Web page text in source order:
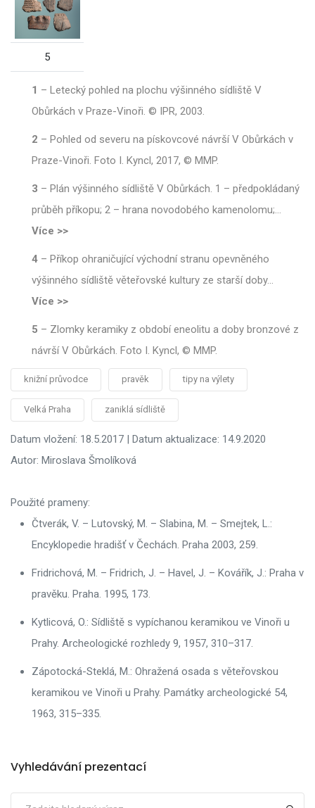
5
1 – Letecký pohled na plochu výšinného sídliště V
Obůrkách v Praze-Vinoři. © IPR, 2003.
2 – Pohled od severu na pískovcové návrší V Obůrkách v
Praze-Vinoři. Foto I. Kyncl, 2017, © MMP.
3 – Plán výšinného sídliště V Obůrkách. 1 – předpokládaný
průběh příkopu; 2 – hrana novodobého kamenolomu;…
Více >>
4 – Příkop ohraničující východní stranu opevněného
výšinného sídliště věteřovské kultury ze starší doby…
Více >>
5 – Zlomky keramiky z období eneolitu a doby bronzové z
návrší V Obůrkách. Foto I. Kyncl, © MMP.
knižní průvodce pravěk tipy na výlety
Velká Praha zaniklá sídliště
Datum vložení: 18.5.2017 | Datum aktualizace: 14.9.2020
Autor: Miroslava Šmolíková
Použité prameny:
Čtverák, V. – Lutovský, M. – Slabina, M. – Smejtek, L.:
Encyklopedie hradišť v Čechách. Praha 2003, 259.
Fridrichová, M. – Fridrich, J. – Havel, J. – Kovářík, J.: Praha v
pravěku. Praha. 1995, 173.
Kytlicová, O.: Sídliště s vypíchanou keramikou ve Vinoři u
Prahy. Archeologické rozhledy 9, 1957, 310–317.
Zápotocká-Steklá, M.: Ohražená osada s věteřovskou
keramikou ve Vinoři u Prahy. Památky archeologické 54,
1963, 315–335.
Vyhledávání prezentací